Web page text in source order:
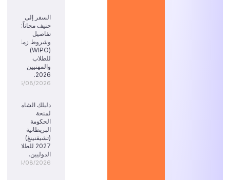
السفر إلى
جنيف مجاناً:
تفاصيل
وشروط زمالة
(WIPO)
للطلاب
والمهنيين
2026.
05/08/2026
دليلك الشامل
لمنحة
الحكومة
البريطانية
(تشيفنينغ)
2027 للطلاب
الدوليين.
04/08/2026